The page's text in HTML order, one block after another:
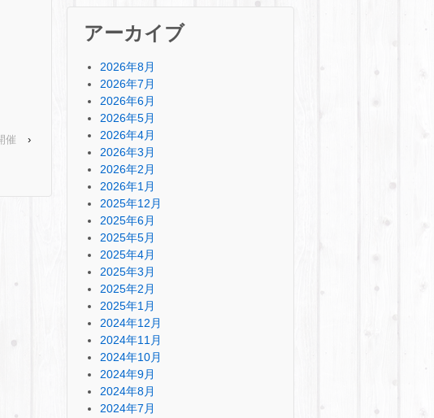
催 ›
アーカイブ
2026年8月
2026年7月
2026年6月
2026年5月
2026年4月
2026年3月
2026年2月
2026年1月
2025年12月
2025年6月
2025年5月
2025年4月
2025年3月
2025年2月
2025年1月
2024年12月
2024年11月
2024年10月
2024年9月
2024年8月
2024年7月